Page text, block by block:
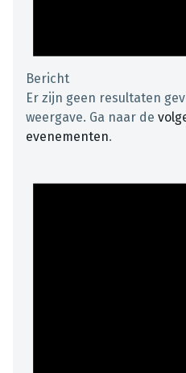
Bericht
Er zijn geen resultaten
weergave. Ga naar de
evenementen.